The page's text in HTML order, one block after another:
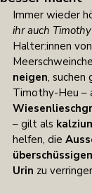
Immer wieder
ihr auch
Halter:innen
neigen, suchen
Timothy-Heu –
– gilt als
helfen, die
Urin zu